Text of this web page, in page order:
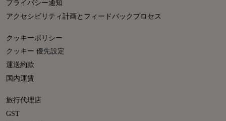
プライバシー通知
アクセシビリティ計画とフィードバックプロセス
クッキーポリシー
クッキー 優先設定
運送約款
国内運賃
旅行代理店
GST